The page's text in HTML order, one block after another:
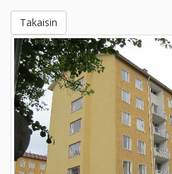
Takaisin